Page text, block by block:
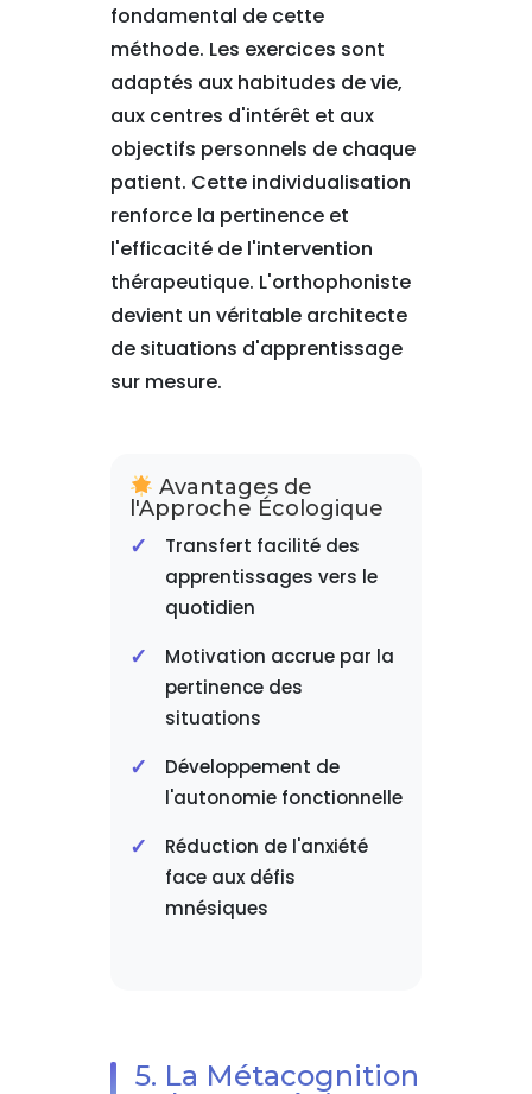
fondamental de cette
méthode. Les exercices sont
adaptés aux habitudes de vie,
aux centres d'intérêt et aux
objectifs personnels de chaque
patient. Cette individualisation
renforce la pertinence et
l'efficacité de l'intervention
thérapeutique. L'orthophoniste
devient un véritable architecte
de situations d'apprentissage
sur mesure.
Avantages de
l'Approche Écologique
Transfert facilité des
apprentissages vers le
quotidien
Motivation accrue par la
pertinence des
situations
Développement de
l'autonomie fonctionnelle
Réduction de l'anxiété
face aux défis
mnésiques
5. La Métacognition